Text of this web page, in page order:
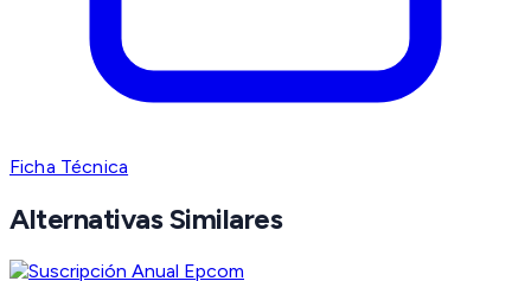
Ficha Técnica
Alternativas Similares